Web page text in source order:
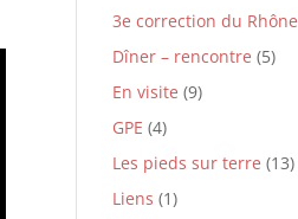
3e correction du Rhône
Dîner – rencontre (5)
En visite (9)
GPE (4)
Les pieds sur terre (13)
Liens (1)